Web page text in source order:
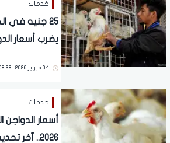
خدمات
25 جنيه في
يضرب أسعار
04 فبراير 2026 | 08:38 صباحاً
خدمات
2026.. آخر تحديث في الأسواق